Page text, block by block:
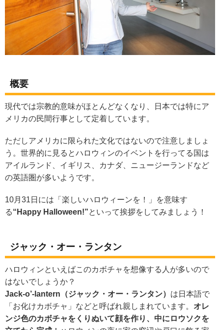
概要
現代では宗教的意味がほとんどなくなり、日本では特にア
メリカの民間行事として定着しています。
ただしアメリカに限られた文化ではないので注意しましょ
う。世界的に見るとハロウィンのイベントを行ってる国は
アイルランド、イギリス、カナダ、ニュージーランドなど
の英語圏が多いようです。
10月31日には「楽しいハロウィーンを！」を意味す
る“Happy Halloween!”といって挨拶をしてみましょう！
ジャック・オー・ランタン
ハロウィンといえばこのカボチャを想像する人が多いので
はないでしょうか？
Jack-o’-lantern（ジャック・オー・ランタン） は日本語で
「お化けカボチャ」などと呼ばれ親しまれています。 オレ
ンジ色のカボチャをくりぬいて顔を作り、中にロウソクを